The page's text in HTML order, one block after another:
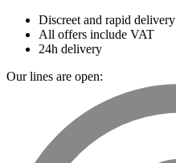
Discreet and rapid delivery
All offers include VAT
24h delivery
Our lines are open: